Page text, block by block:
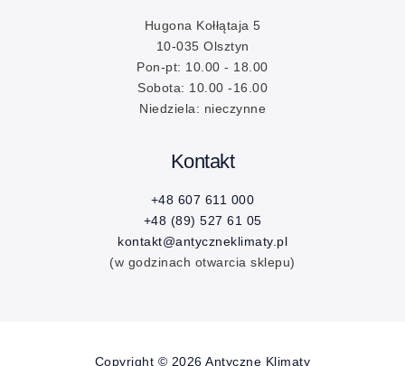
Hugona Kołłątaja 5
10-035 Olsztyn
Pon-pt: 10.00 - 18.00
Sobota: 10.00 -16.00
Niedziela: nieczynne
Kontakt
+48 607 611 000
+48 (89) 527 61 05
kontakt@antyczneklimaty.pl
(w godzinach otwarcia sklepu)
Copyright © 2026 Antyczne Klimaty